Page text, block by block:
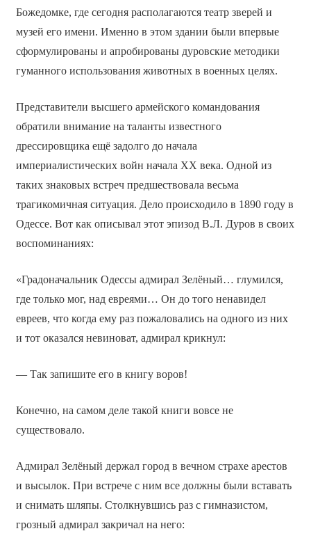
Божедомке, где сегодня располагаются театр зверей и
музей его имени. Именно в этом здании были впервые
сформулированы и апробированы дуровские методики
гуманного использования животных в военных целях.
Представители высшего армейского командования
обратили внимание на таланты известного
дрессировщика ещё задолго до начала
империалистических войн начала XX века. Одной из
таких знаковых встреч предшествовала весьма
трагикомичная ситуация. Дело происходило в 1890 году в
Одессе. Вот как описывал этот эпизод В.Л. Дуров в своих
воспоминаниях:
«Градоначальник Одессы адмирал Зелёный… глумился,
где только мог, над евреями… Он до того ненавидел
евреев, что когда ему раз пожаловались на одного из них
и тот оказался невиноват, адмирал крикнул:
— Так запишите его в книгу воров!
Конечно, на самом деле такой книги вовсе не
существовало.
Адмирал Зелёный держал город в вечном страхе арестов
и высылок. При встрече с ним все должны были вставать
и снимать шляпы. Столкнувшись раз с гимназистом,
грозный адмирал закричал на него: